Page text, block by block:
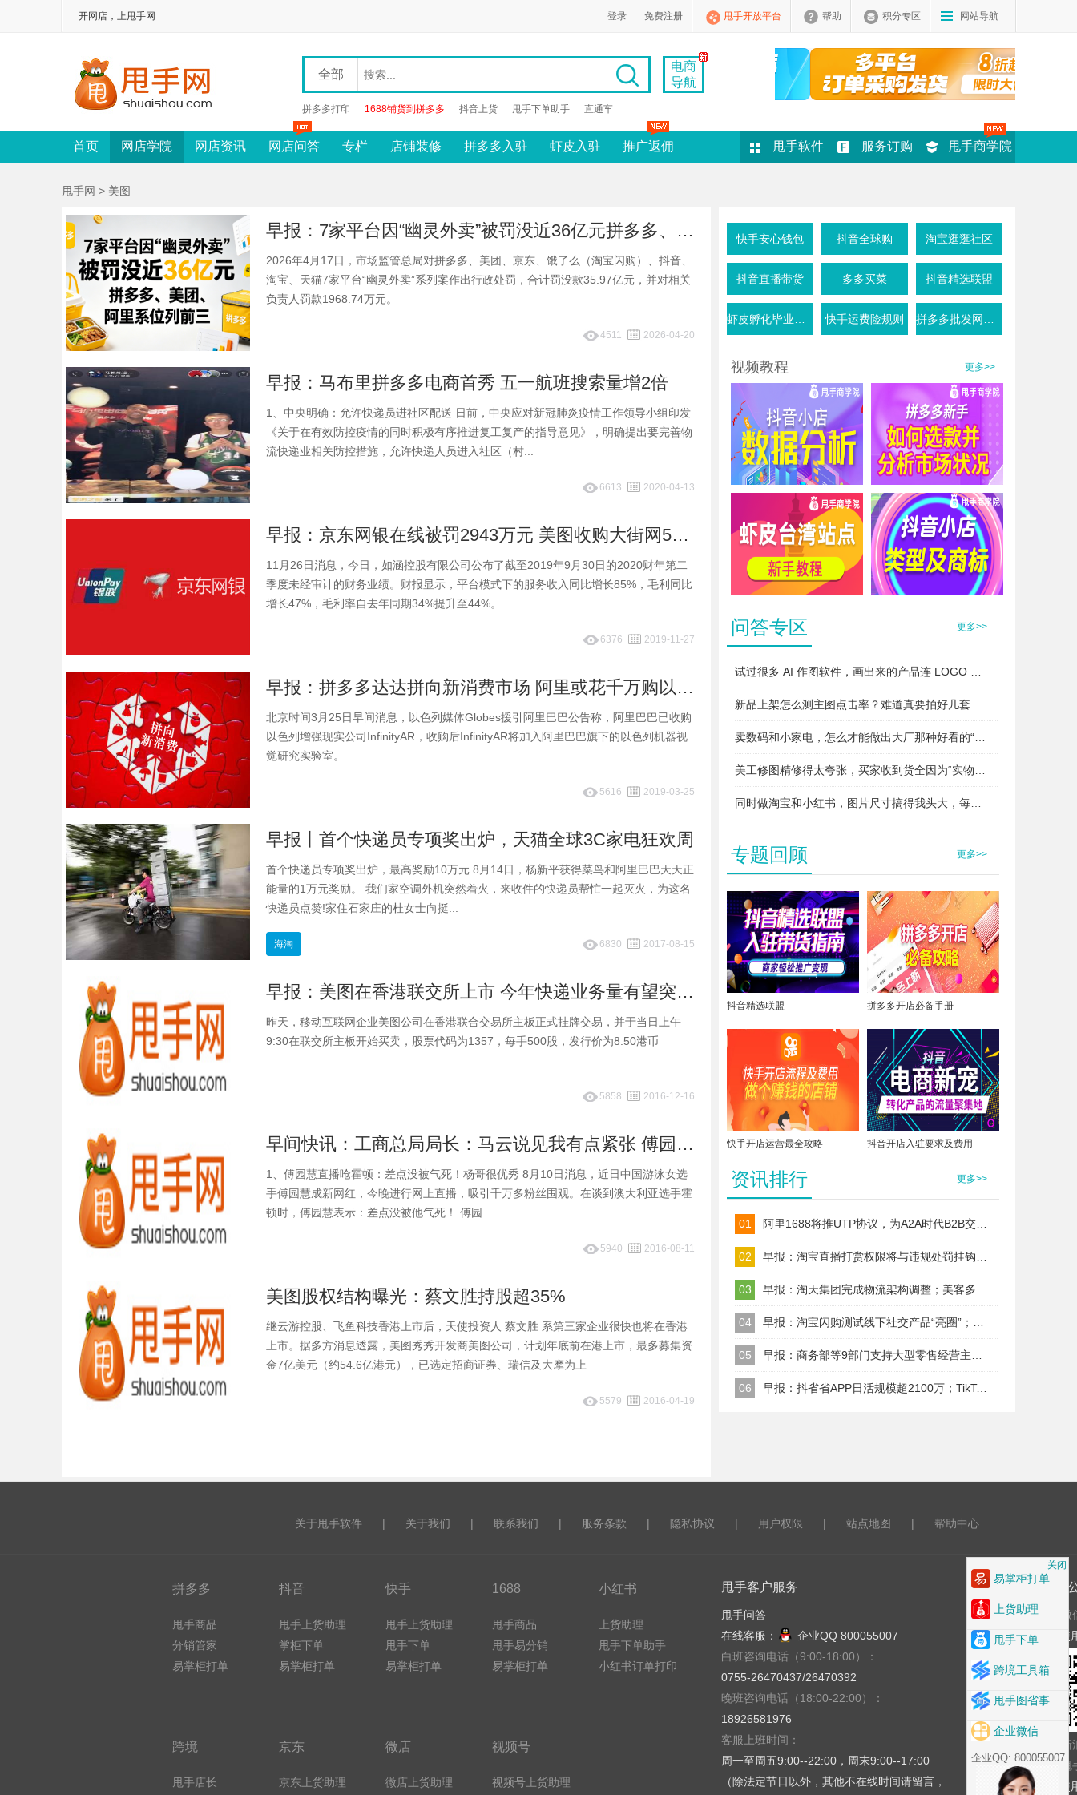
开网店，上甩手网 登录 免费注册 甩手开放平台 帮助 积分专区 网站导航
全部
拼多多打印 1688铺货到拼多多 抖音上货 甩手下单助手 直通车
电商
导航
首页 网店学院 网店资讯 网店问答 专栏 店铺装修 拼多多入驻 虾皮入驻 推广返佣 甩手软件 服务订购 甩手商学院
甩手网 > 美图
早报：7家平台因“幽灵外卖”被罚没近36亿元拼多多、美团、阿里系位列前三
2026年4月17日，市场监管总局对拼多多、美团、京东、饿了么（淘宝闪购）、抖音、
淘宝、天猫7家平台“幽灵外卖”系列案作出行政处罚，合计罚没款35.97亿元，并对相关
负责人罚款1968.74万元。
4511 2026-04-20
早报：马布里拼多多电商首秀 五一航班搜索量增2倍
1、中央明确：允许快递员进社区配送 日前，中央应对新冠肺炎疫情工作领导小组印发
《关于在有效防控疫情的同时积极有序推进复工复产的指导意见》，明确提出要完善物
流快递业相关防控措施，允许快递人员进入社区（村...
6613 2020-04-13
早报：京东网银在线被罚2943万元 美图收购大街网57.09%股权
11月26日消息，今日，如涵控股有限公司公布了截至2019年9月30日的2020财年第二
季度未经审计的财务业绩。财报显示，平台模式下的服务收入同比增长85%，毛利同比
增长47%，毛利率自去年同期34%提升至44%。
6376 2019-11-27
早报：拼多多达达拼向新消费市场 阿里或花千万购以色列公司
北京时间3月25日早间消息，以色列媒体Globes援引阿里巴巴公告称，阿里巴巴已收购
以色列增强现实公司InfinityAR，收购后InfinityAR将加入阿里巴巴旗下的以色列机器视
觉研究实验室。
5616 2019-03-25
早报丨首个快递员专项奖出炉，天猫全球3C家电狂欢周
首个快递员专项奖出炉，最高奖励10万元 8月14日，杨新平获得菜鸟和阿里巴巴天天正
能量的1万元奖励。 我们家空调外机突然着火，来收件的快递员帮忙一起灭火，为这名
快递员点赞!家住石家庄的杜女士向挺...
海淘 6830 2017-08-15
早报：美图在香港联交所上市 今年快递业务量有望突破300亿件
昨天，移动互联网企业美图公司在香港联合交易所主板正式挂牌交易，并于当日上午
9:30在联交所主板开始买卖，股票代码为1357，每手500股，发行价为8.50港币
5858 2016-12-16
早间快讯：工商总局局长：马云说见我有点紧张 傅园慧直播吸引1000万人观看
1、傅园慧直播呛霍顿：差点没被气死！杨哥很优秀 8月10日消息，近日中国游泳女选
手傅园慧成新网红，今晚进行网上直播，吸引千万多粉丝围观。在谈到澳大利亚选手霍
顿时，傅园慧表示：差点没被他气死！ 傅园...
5940 2016-08-11
美图股权结构曝光：蔡文胜持股超35%
继云游控股、飞鱼科技香港上市后，天使投资人 蔡文胜 系第三家企业很快也将在香港
上市。据多方消息透露，美图秀秀开发商美图公司，计划年底前在港上市，最多募集资
金7亿美元（约54.6亿港元），已选定招商证券、瑞信及大摩为上
5579 2016-04-19
快手安心钱包 抖音全球购 淘宝逛逛社区
抖音直播带货 多多买菜 抖音精选联盟
快手运费险规则
视频教程 更多>>
抖音小店数据分析 拼多多新手如何选款并分析市场状况
问答专区 更多>>
专题回顾 更多>>
抖音精选联盟 拼多多开店必备手册
快手开店运营最全攻略 抖音开店入驻要求及费用
资讯排行 更多>>
01
02
03
04
05
06 早报：抖省省APP日活规模超2100万；TikTok美区试水全托管代运营
关于甩手软件 | 关于我们 | 联系我们 | 服务条款 | 隐私协议 | 用户权限 | 站点地图 | 帮助中心
拼多多
甩手商品
分销管家
易掌柜打单
抖音
甩手上货助理
掌柜下单
易掌柜打单
快手
甩手上货助理
甩手下单
易掌柜打单
1688
甩手商品
甩手易分销
易掌柜打单
小红书
上货助理
甩手下单助手
小红书订单打印
跨境
甩手店长
京东
京东上货助理
微店
微店上货助理
视频号
视频号上货助理
甩手客户服务
甩手问答
在线客服：
企业QQ 800055007
白班咨询电话（9:00-18:00）：
0755-26470437/26470392
晚班咨询电话（18:00-22:00）：
18926581976
客服上班时间：
周一至周五9:00--22:00，周末9:00--17:00
（除法定节日以外，其他不在线时间请留言，
关注
甩
关闭
易掌柜打单
上货助理
甩手下单
跨境工具箱
甩手图省事
企业微信
企业QQ: 800055007